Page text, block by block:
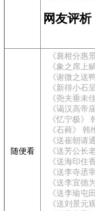
网友评析
随便看
《襄柑分惠
《象之席上
《谢微之送
《新得小石
《尧夫垂未
《谒汉高帝
《忆宁极》
《石藓》 韩
《送崔朝请
《送芳公长
《送海印住
《送李寺丞
《送李宜德
《送李瑜屯
《送刘景元